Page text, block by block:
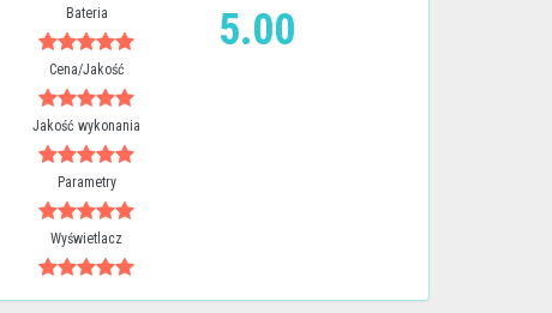
Bateria
Cena/Jakość
Jakość wykonania
Parametry
Wyświetlacz
5.00